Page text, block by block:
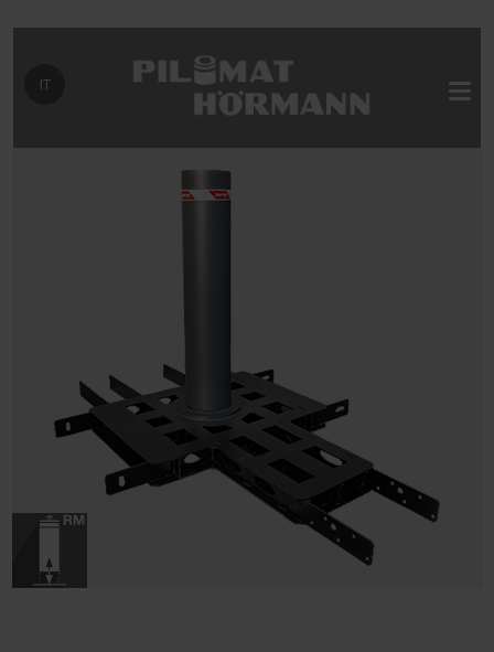
Seleziona la tua lingua
IT